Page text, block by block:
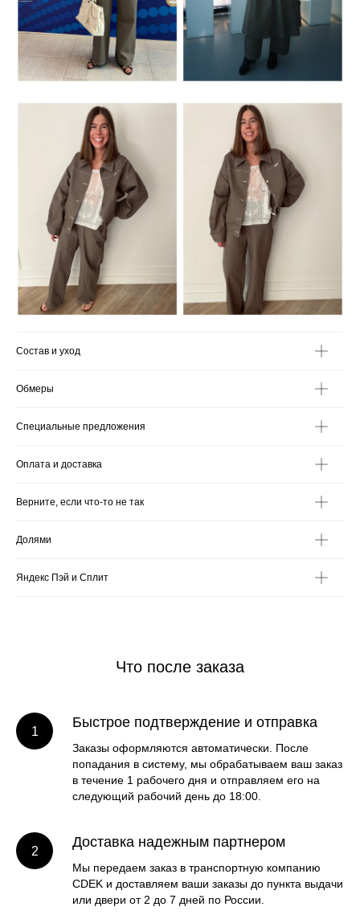
Состав и уход
Обмеры
Специальные предложения
Оплата и доставка
Верните, если что-то не так
Долями
Яндекс Пэй и Сплит
Что после заказа
Быстрое подтверждение и отправка
Заказы оформляются автоматически. После
попадания в систему, мы обрабатываем ваш заказ
в течение 1 рабочего дня и отправляем его на
следующий рабочий день до 18:00.
Доставка надежным партнером
Мы передаем заказ в транспортную компанию
CDEK и доставляем ваши заказы до пункта выдачи
или двери от 2 до 7 дней по России.